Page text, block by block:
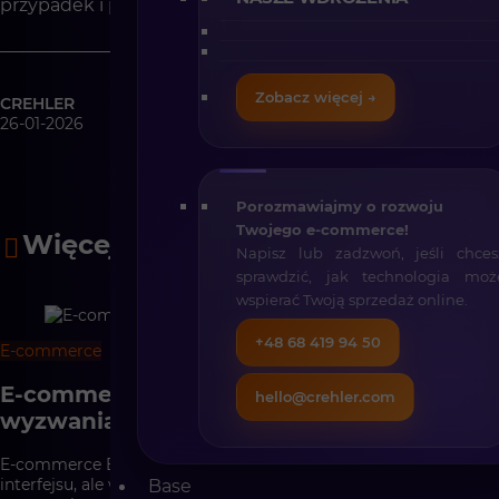
Zobacz więcej →
Porozmawiajmy o rozwoju
Twojego e-commerce!
Napisz lub zadzwoń, jeśli
sprawdzić, jak technologia
wspierać Twoją sprzedaż online.
+48 68 419 94 50
hello@crehler.com
Base
przypadek i podpowiemy optymalne rozwiązanie.
CREHLER
26-01-2026
Więcej artykułów
E-commerce
E-commerce B2B vs B2C – różnice i
wyzwania
E-commerce B2B i B2C mogą wyglądać podobnie na poziomie
interfejsu, ale w praktyce opierają się na zupełnie innych